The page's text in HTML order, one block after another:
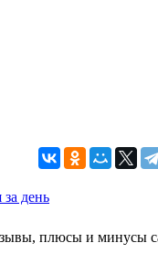
день
плюсы и минусы